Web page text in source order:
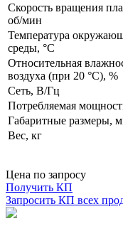
Скорость вращения
об/мин
Температура
среды, °С
Относительная
воздуха (при 20 °С), %
Сеть, В/Гц
Потребляемая
Габаритные размеры,
Вес, кг
Цена по запросу
Получить КП
Запросить КП всех